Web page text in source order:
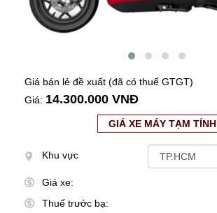
Giá bán lẻ đề xuất (đã có thuế GTGT)
Giá: 14.300.000 VNĐ
GIÁ XE MÁY TẠM TÍNH
Khu vực
Giá xe:
Thuế trước bạ: